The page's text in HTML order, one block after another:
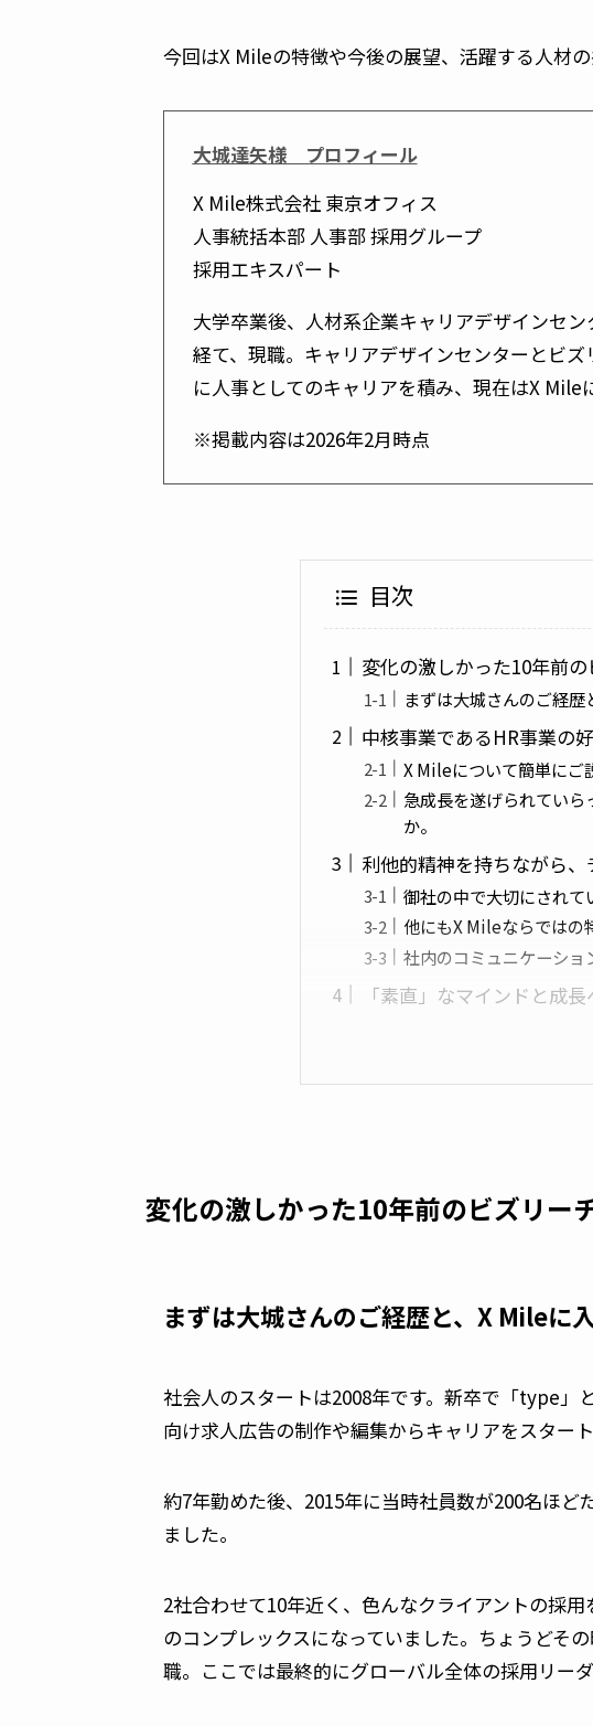
今回はX Mileの特徴や今後の展望、活躍する人材
大城達矢様 プロフィール
X Mile株式会社 東京オフィス
人事統括本部 人事部 採用グループ
採用エキスパート
大学卒業後、人材系企業キャリアデザインセ
経て、現職。キャリアデザインセンターとビ
に人事としてのキャリアを積み、現在はX Mile
※掲載内容は2026年2月時点
目次
変化の激しかった10年前
まずは大城さんのご経歴
中核事業であるHR事業の
X Mileについて簡単にご
急成長を遂げられてい
か。
利他的精神を持ちながら
御社の中で大切にされて
他にもX Mileならではの
社内のコミュニケーショ
「素直」なマインドと成
変化の激しかった10年前のビズリー
まずは大城さんのご経歴と、X Mileに
社会人のスタートは2008年です。新卒で「type」
向け求人広告の制作や編集からキャリアをスタート
約7年勤めた後、2015年に当時社員数が200名ほ
ました。
2社合わせて10年近く、色んなクライアントの採
のコンプレックスになっていました。ちょうどそ
職。ここでは最終的にグローバル全体の採用リー